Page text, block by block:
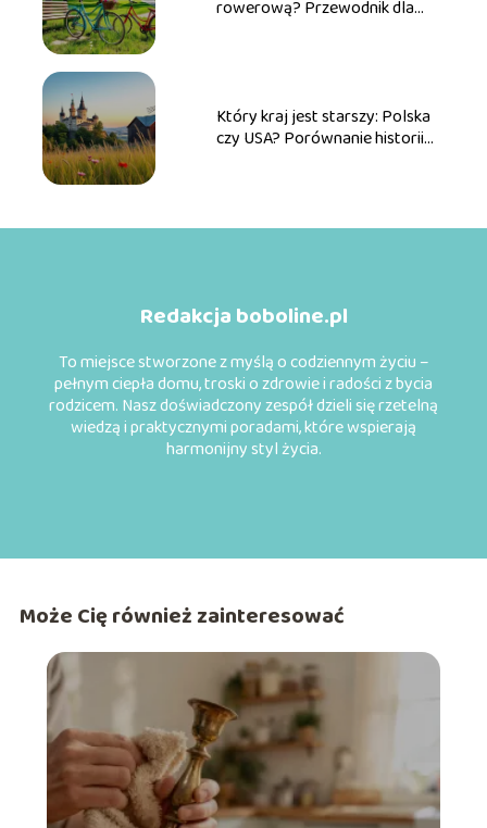
rowerową? Przewodnik dla
Który kraj jest starszy: Polska
czy USA? Porównanie historii
Redakcja boboline.pl
To miejsce stworzone z myślą o codziennym życiu –
pełnym ciepła domu, troski o zdrowie i radości z bycia
rodzicem. Nasz doświadczony zespół dzieli się rzetelną
wiedzą i praktycznymi poradami, które wspierają
harmonijny styl życia.
Może Cię również zainteresować